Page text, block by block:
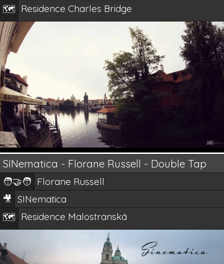
🗺️ Residence Charles Bridge
SINematica - Florane Russell - Double Tap
🧑‍🤝‍🧑 Florane Russell
🎥 SINematica
🗺️ Residence Malostranská